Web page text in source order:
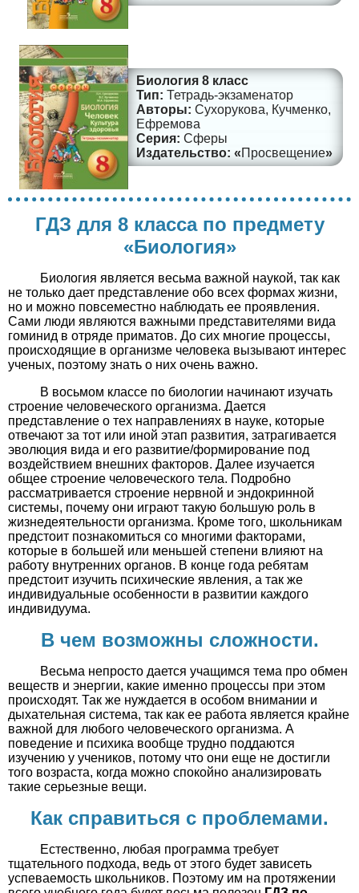
Биология 8 класс
Тетрадь-экзаменатор
Сухорукова, Кучменко,
Ефремова
Сферы
Просвещение
ГДЗ для 8 класса по предмету
«Биология»
Биология является весьма важной наукой, так как
не только дает представление обо всех формах жизни,
но и можно повсеместно наблюдать ее проявления.
Сами люди являются важными представителями вида
гоминид в отряде приматов. До сих многие процессы,
происходящие в организме человека вызывают интерес
ученых, поэтому знать о них очень важно.
В восьмом классе по биологии начинают изучать
строение человеческого организма. Дается
представление о тех направлениях в науке, которые
отвечают за тот или иной этап развития, затрагивается
эволюция вида и его развитие/формирование под
воздействием внешних факторов. Далее изучается
общее строение человеческого тела. Подробно
рассматривается строение нервной и эндокринной
системы, почему они играют такую большую роль в
жизнедеятельности организма. Кроме того, школьникам
предстоит познакомиться со многими факторами,
которые в большей или меньшей степени влияют на
работу внутренних органов. В конце года ребятам
предстоит изучить психические явления, а так же
индивидуальные особенности в развитии каждого
индивидуума.
В чем возможны сложности.
Весьма непросто дается учащимся тема про обмен
веществ и энергии, какие именно процессы при этом
происходят. Так же нуждается в особом внимании и
дыхательная система, так как ее работа является крайне
важной для любого человеческого организма. А
поведение и психика вообще трудно поддаются
изучению у учеников, потому что они еще не достигли
того возраста, когда можно спокойно анализировать
такие серьезные вещи.
Как справиться с проблемами.
Естественно, любая программа требует
тщательного подхода, ведь от этого будет зависеть
успеваемость школьников. Поэтому им на протяжении